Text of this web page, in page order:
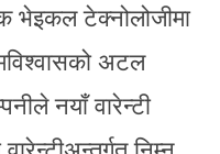
भेइकल टेक्नोलोजीमा
अटल
नयाँ वारेन्टी